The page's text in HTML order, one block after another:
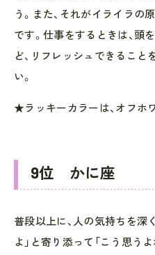
う。また、それがイライラの
です。仕事をするときは、頭
ど、リフレッシュできるこ
い。
★ラッキーカラーは、オフホ
9位 かに座
普段以上に、人の気持ちを深
よ」と寄り添って「こう思う